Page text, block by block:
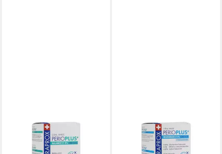
CURADEN GERMANY GMBH
Mundspülung CURAPROX
perio Plus+ Balance
CURADEN GERMANY GMBH
Mundspülung CURAPROX
perio Plus+ Regenerate